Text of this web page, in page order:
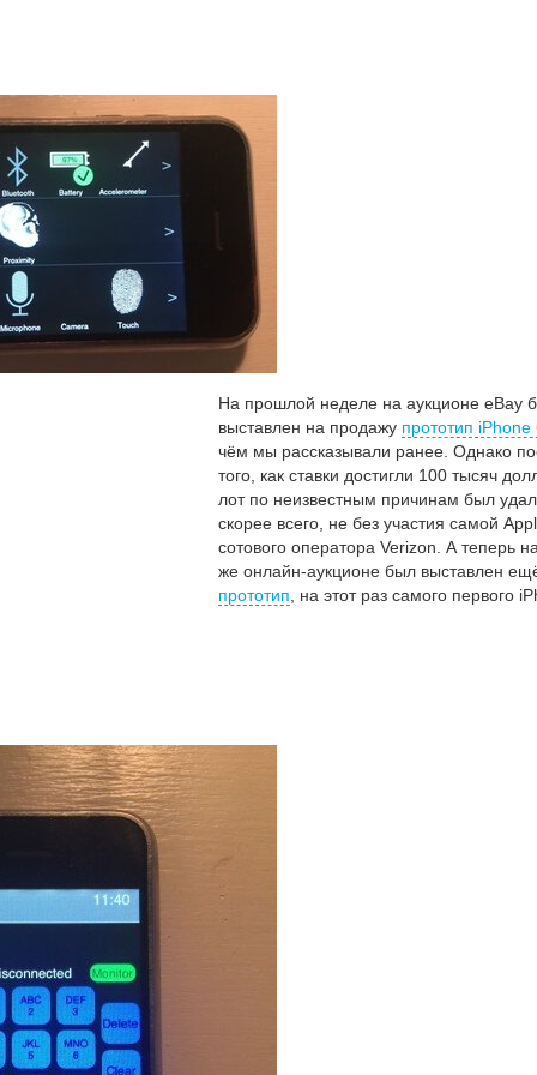
На прошлой неделе на аукционе eBay
выставлен на продажу прототип iPhone
чём мы рассказывали ранее. Однако
того, как ставки достигли 100 тысяч
лот по неизвестным причинам был
скорее всего, не без участия самой
сотового оператора Verizon. А теперь
же онлайн-аукционе был выставлен
прототип , на этот раз самого первого